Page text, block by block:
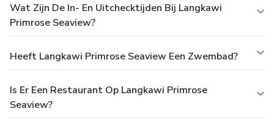
Wat Zijn De In- En Uitchecktijden Bij Langkawi
Primrose Seaview?
Heeft Langkawi Primrose Seaview Een Zwembad?
Is Er Een Restaurant Op Langkawi Primrose
Seaview?